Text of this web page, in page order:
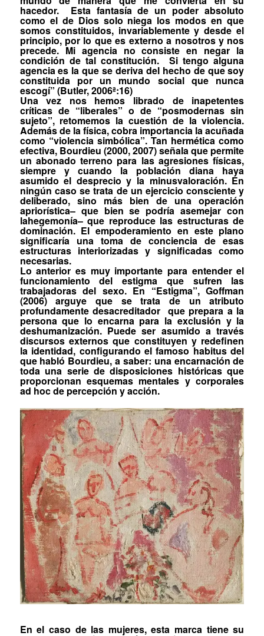
hacedor. Esta fantasía de un poder absoluto
como el de Dios solo niega los modos en que
somos constituidos, invariablemente y desde el
principio, por lo que es externo a nosotros y nos
precede. Mi agencia no consiste en negar la
condición de tal constitución. Si tengo alguna
agencia es la que se deriva del hecho de que soy
constituida por un mundo social que nunca
escogí” (Butler, 2006ª:16)
Una vez nos hemos librado de inapetentes
críticas de “liberales” o de “posmodernas sin
sujeto”, retomemos la cuestión de la violencia.
Además de la física, cobra importancia la acuñada
como “violencia simbólica”. Tan hermética como
efectiva, Bourdieu (2000, 2007) señala que permite
un abonado terreno para las agresiones físicas,
siempre y cuando la población diana haya
asumido el desprecio y la minusvaloración. En
ningún caso se trata de un ejercicio consciente y
deliberado, sino más bien de una operación
apriorística– que bien se podría asemejar con
lahegemonía– que reproduce las estructuras de
dominación. El empoderamiento en este plano
significaría una toma de conciencia de esas
estructuras interiorizadas y significadas como
necesarias.
Lo anterior es muy importante para entender el
funcionamiento del estigma que sufren las
trabajadoras del sexo. En “Estigma”, Goffman
(2006) arguye que se trata de un atributo
profundamente desacreditador que prepara a la
persona que lo encarna para la exclusión y la
deshumanización. Puede ser asumido a través
discursos externos que constituyen y redefinen
la identidad, configurando el famosohabitusdel
que habló Bourdieu, a saber: una encarnación de
toda una serie de disposiciones históricas que
proporcionan esquemas mentales y corporales
ad hocde percepción y acción.
En el caso de las mujeres, esta marca tiene su